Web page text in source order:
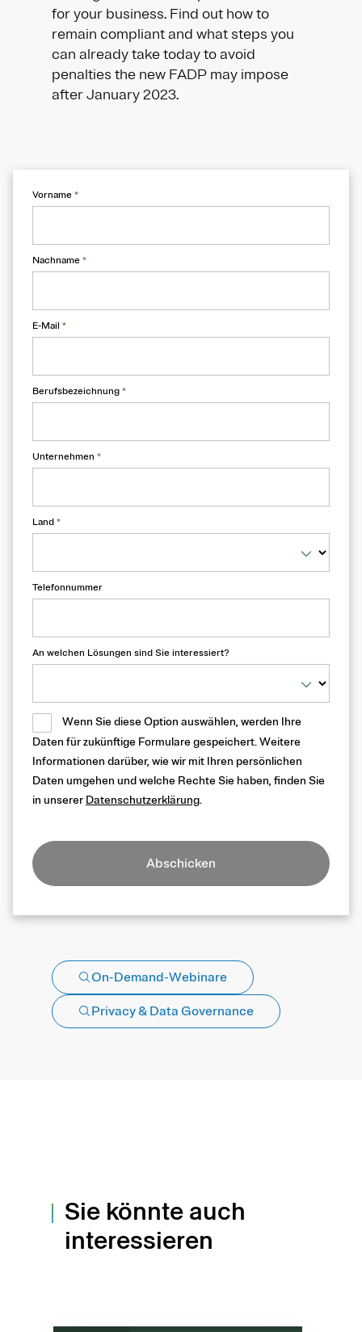
for your business. Find out how to
remain compliant and what steps you
can already take today to avoid
penalties the new FADP may impose
after January 2023.
Vorname *
Nachname *
E-Mail *
Berufsbezeichnung *
Unternehmen *
Land *
Telefonnummer
An welchen Lösungen sind Sie interessiert?
Wenn Sie diese Option auswählen, werden Ihre
Daten für zukünftige Formulare gespeichert. Weitere
Informationen darüber, wie wir mit Ihren persönlichen
Daten umgehen und welche Rechte Sie haben, finden Sie
in unserer Datenschutzerklärung.
Abschicken
On-Demand-Webinare
Privacy & Data Governance
Sie könnte auch
interessieren